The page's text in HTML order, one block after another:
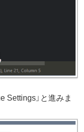
Settings」と進みま